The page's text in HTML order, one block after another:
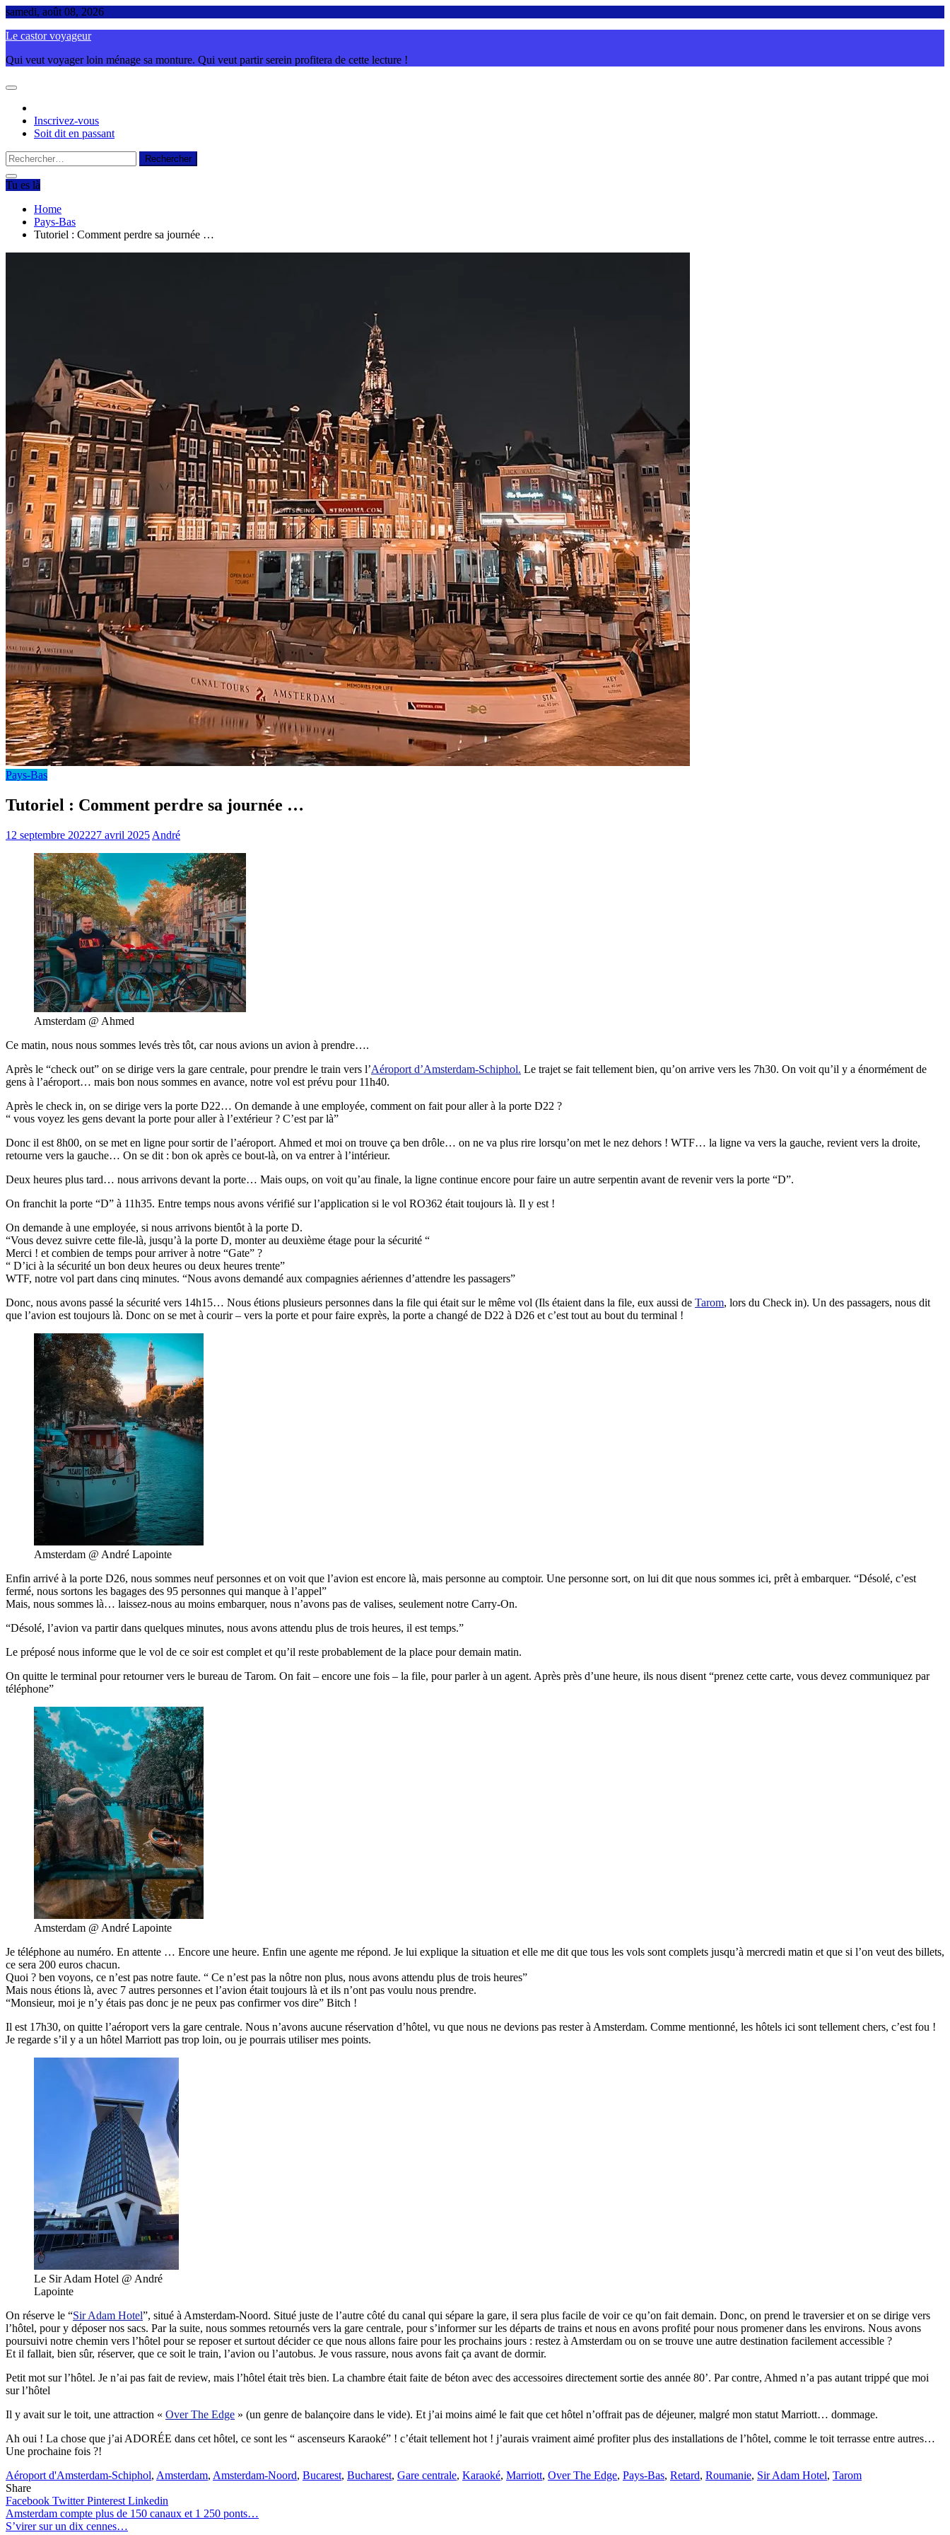
Skip
content
samedi, août 08, 2026
Le castor voyageur
Qui veut voyager loin ménage sa monture. Qui veut partir serein profitera de cette lecture !
Inscrivez-vous
Soit dit en passant
Rechercher :
Tu es là
Home
Pays-Bas
Tutoriel : Comment perdre sa journée …
Pays-Bas
Tutoriel : Comment perdre sa journée …
12 septembre 202227 avril 2025 André
Amsterdam @ Ahmed
Ce matin, nous nous sommes levés très tôt, car nous avions un avion à prendre….
Après le “check out” on se dirige vers la gare centrale, pour prendre le train vers l’Aéroport d’Amsterdam-Schiphol. Le trajet se fait tellement bien, qu’on arrive vers les 7h30. On voit qu’il y a énormément de
gens à l’aéroport… mais bon nous sommes en avance, notre vol est prévu pour 11h40.
Après le check in, on se dirige vers la porte D22… On demande à une employée, comment on fait pour aller à la porte D22 ?
“ vous voyez les gens devant la porte pour aller à l’extérieur ? C’est par là”
Donc il est 8h00, on se met en ligne pour sortir de l’aéroport. Ahmed et moi on trouve ça ben drôle… on ne va plus rire lorsqu’on met le nez dehors ! WTF… la ligne va vers la gauche, revient vers la droite,
retourne vers la gauche… On se dit : bon ok après ce bout-là, on va entrer à l’intérieur.
Deux heures plus tard… nous arrivons devant la porte… Mais oups, on voit qu’au finale, la ligne continue encore pour faire un autre serpentin avant de revenir vers la porte “D”.
On franchit la porte “D” à 11h35. Entre temps nous avons vérifié sur l’application si le vol RO362 était toujours là. Il y est !
On demande à une employée, si nous arrivons bientôt à la porte D.
“Vous devez suivre cette file-là, jusqu’à la porte D, monter au deuxième étage pour la sécurité “
Merci ! et combien de temps pour arriver à notre “Gate” ?
“ D’ici à la sécurité un bon deux heures ou deux heures trente”
WTF, notre vol part dans cinq minutes. “Nous avons demandé aux compagnies aériennes d’attendre les passagers”
Donc, nous avons passé la sécurité vers 14h15… Nous étions plusieurs personnes dans la file qui était sur le même vol (Ils étaient dans la file, eux aussi de Tarom, lors du Check in). Un des passagers, nous dit
que l’avion est toujours là. Donc on se met à courir – vers la porte et pour faire exprès, la porte a changé de D22 à D26 et c’est tout au bout du terminal !
Amsterdam @ André Lapointe
Enfin arrivé à la porte D26, nous sommes neuf personnes et on voit que l’avion est encore là, mais personne au comptoir. Une personne sort, on lui dit que nous sommes ici, prêt à embarquer. “Désolé, c’est
fermé, nous sortons les bagages des 95 personnes qui manque à l’appel”
Mais, nous sommes là… laissez-nous au moins embarquer, nous n’avons pas de valises, seulement notre Carry-On.
“Désolé, l’avion va partir dans quelques minutes, nous avons attendu plus de trois heures, il est temps.”
Le préposé nous informe que le vol de ce soir est complet et qu’il reste probablement de la place pour demain matin.
On quitte le terminal pour retourner vers le bureau de Tarom. On fait – encore une fois – la file, pour parler à un agent. Après près d’une heure, ils nous disent “prenez cette carte, vous devez communiquez par
téléphone”
Amsterdam @ André Lapointe
Je téléphone au numéro. En attente … Encore une heure. Enfin une agente me répond. Je lui explique la situation et elle me dit que tous les vols sont complets jusqu’à mercredi matin et que si l’on veut des billets,
ce sera 200 euros chacun.
Quoi ? ben voyons, ce n’est pas notre faute. “ Ce n’est pas la nôtre non plus, nous avons attendu plus de trois heures”
Mais nous étions là, avec 7 autres personnes et l’avion était toujours là et ils n’ont pas voulu nous prendre.
“Monsieur, moi je n’y étais pas donc je ne peux pas confirmer vos dire” Bitch !
Il est 17h30, on quitte l’aéroport vers la gare centrale. Nous n’avons aucune réservation d’hôtel, vu que nous ne devions pas rester à Amsterdam. Comme mentionné, les hôtels ici sont tellement chers, c’est fou !
Je regarde s’il y a un hôtel Marriott pas trop loin, ou je pourrais utiliser mes points.
Le Sir Adam Hotel @ André
Lapointe
On réserve le “Sir Adam Hotel”, situé à Amsterdam-Noord. Situé juste de l’autre côté du canal qui sépare la gare, il sera plus facile de voir ce qu’on fait demain. Donc, on prend le traversier et on se dirige vers
l’hôtel, pour y déposer nos sacs. Par la suite, nous sommes retournés vers la gare centrale, pour s’informer sur les départs de trains et nous en avons profité pour nous promener dans les environs. Nous avons
poursuivi notre chemin vers l’hôtel pour se reposer et surtout décider ce que nous allons faire pour les prochains jours : restez à Amsterdam ou on se trouve une autre destination facilement accessible ?
Et il fallait, bien sûr, réserver, que ce soit le train, l’avion ou l’autobus. Je vous rassure, nous avons fait ça avant de dormir.
Petit mot sur l’hôtel. Je n’ai pas fait de review, mais l’hôtel était très bien. La chambre était faite de béton avec des accessoires directement sortie des année 80’. Par contre, Ahmed n’a pas autant trippé que moi
sur l’hôtel
Il y avait sur le toit, une attraction « Over The Edge » (un genre de balançoire dans le vide). Et j’ai moins aimé le fait que cet hôtel n’offrait pas de déjeuner, malgré mon statut Marriott… dommage.
Ah oui ! La chose que j’ai ADORÉE dans cet hôtel, ce sont les “ ascenseurs Karaoké” ! c’était tellement hot ! j’aurais vraiment aimé profiter plus des installations de l’hôtel, comme le toit terrasse entre autres…
Une prochaine fois ?!
Aéroport d'Amsterdam-Schiphol, Amsterdam, Amsterdam-Noord, Bucarest, Bucharest, Gare centrale, Karaoké, Marriott, Over The Edge, Pays-Bas, Retard, Roumanie, Sir Adam Hotel, Tarom
Share
Facebook TwitterPinterest Linkedin
Navigation
Amsterdam compte plus de 150 canaux et 1 250 ponts…
S’virer sur un dix cennes…